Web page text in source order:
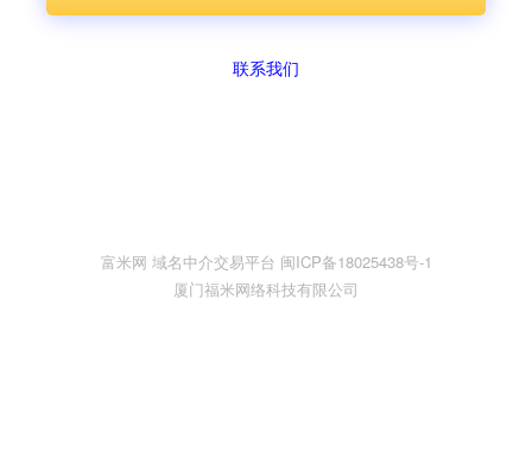
联系我们
富米网 域名中介交易平台 闽ICP备18025438号-1
厦门福米网络科技有限公司